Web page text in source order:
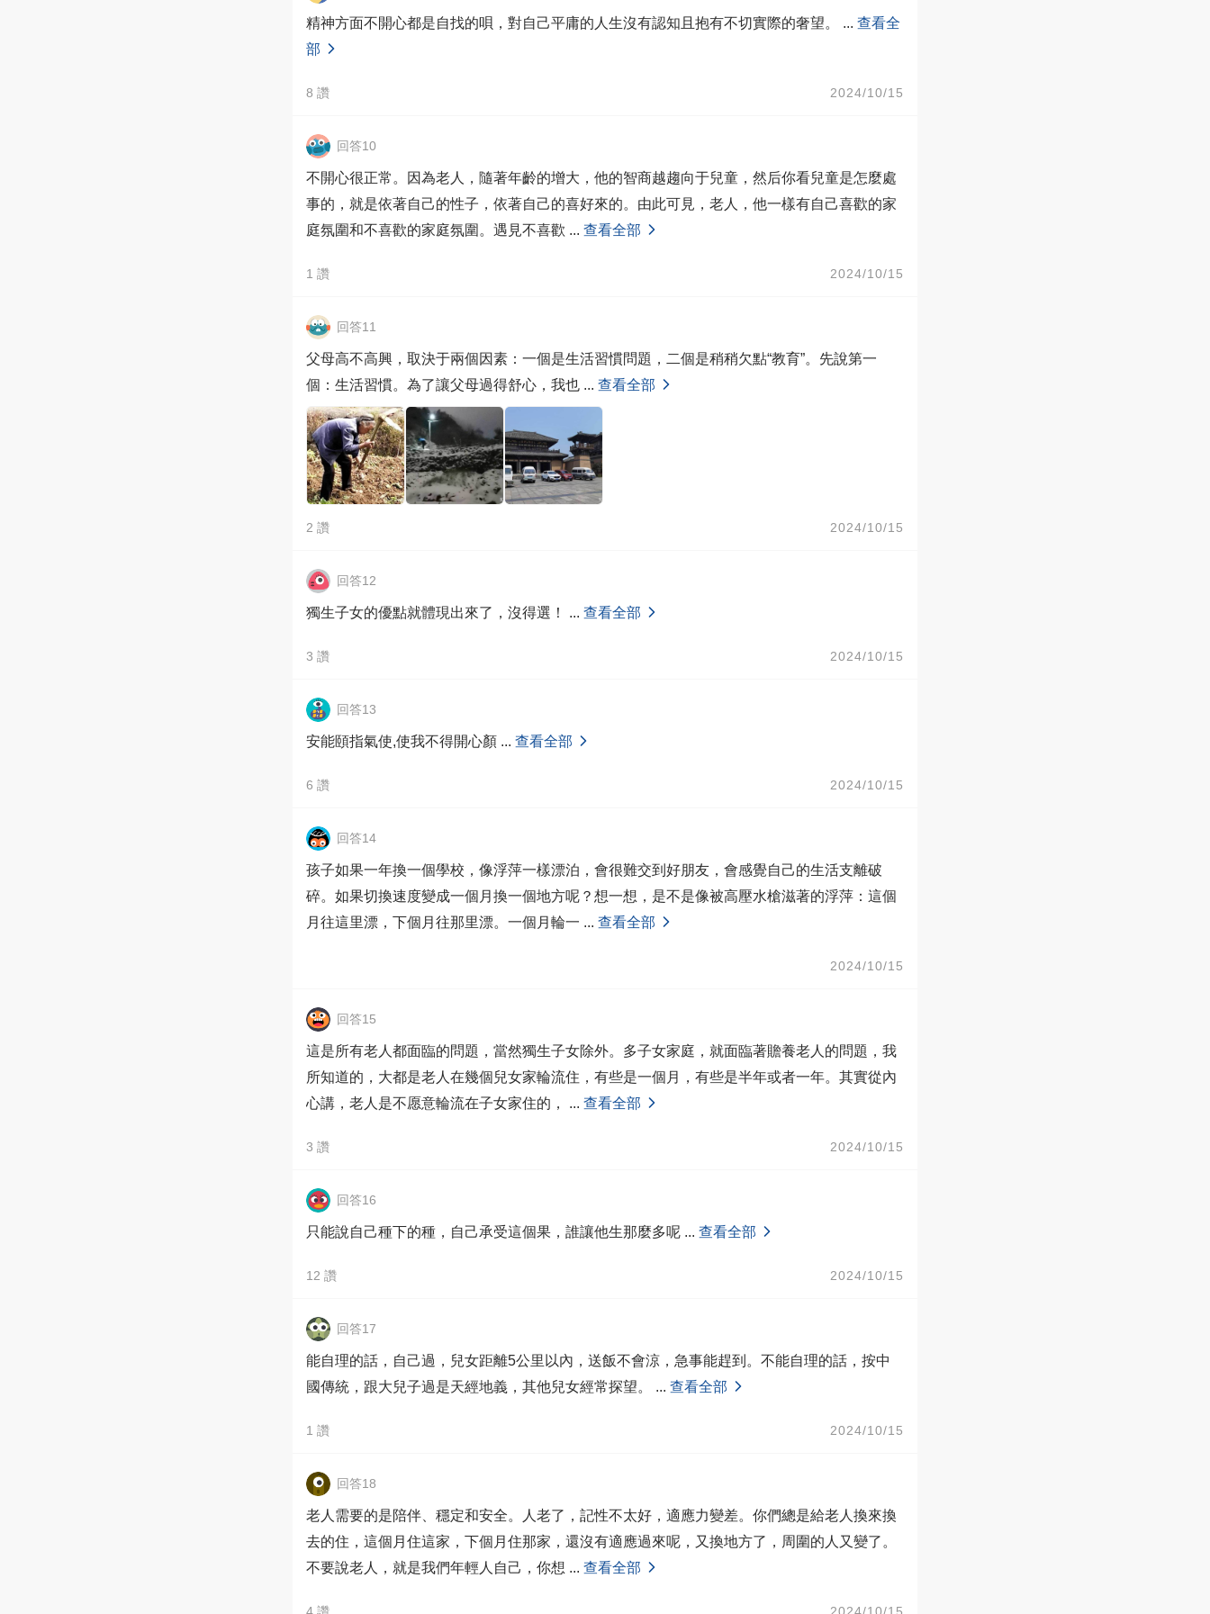
精神方面不開心都是自找的唄，對自己平庸的人生沒有認知且抱有不切實際的奢望。 ... 查看全
部
8 讚 2024/10/15
回答10
不開心很正常。因為老人，隨著年齡的增大，他的智商越趨向于兒童，然后你看兒童是怎麼處
事的，就是依著自己的性子，依著自己的喜好來的。由此可見，老人，他一樣有自己喜歡的家
庭氛圍和不喜歡的家庭氛圍。遇見不喜歡 ... 查看全部
1 讚 2024/10/15
回答11
父母高不高興，取決于兩個因素：一個是生活習慣問題，二個是稍稍欠點“教育”。先說第一
個：生活習慣。為了讓父母過得舒心，我也 ... 查看全部
2 讚 2024/10/15
回答12
獨生子女的優點就體現出來了，沒得選！ ... 查看全部
3 讚 2024/10/15
回答13
安能頤指氣使,使我不得開心顏 ... 查看全部
6 讚 2024/10/15
回答14
孩子如果一年換一個學校，像浮萍一樣漂泊，會很難交到好朋友，會感覺自己的生活支離破
碎。如果切換速度變成一個月換一個地方呢？想一想，是不是像被高壓水槍滋著的浮萍：這個
月往這里漂，下個月往那里漂。一個月輪一 ... 查看全部
2024/10/15
回答15
這是所有老人都面臨的問題，當然獨生子女除外。多子女家庭，就面臨著贍養老人的問題，我
所知道的，大都是老人在幾個兒女家輪流住，有些是一個月，有些是半年或者一年。其實從內
心講，老人是不愿意輪流在子女家住的， ... 查看全部
3 讚 2024/10/15
回答16
只能說自己種下的種，自己承受這個果，誰讓他生那麼多呢 ... 查看全部
12 讚 2024/10/15
回答17
能自理的話，自己過，兒女距離5公里以內，送飯不會涼，急事能趕到。不能自理的話，按中
國傳統，跟大兒子過是天經地義，其他兒女經常探望。 ... 查看全部
1 讚 2024/10/15
回答18
老人需要的是陪伴、穩定和安全。人老了，記性不太好，適應力變差。你們總是給老人換來換
去的住，這個月住這家，下個月住那家，還沒有適應過來呢，又換地方了，周圍的人又變了。
不要說老人，就是我們年輕人自己，你想 ... 查看全部